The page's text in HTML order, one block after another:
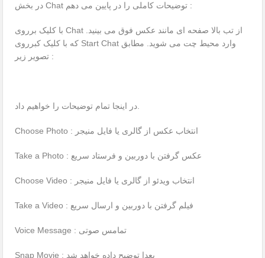
در بخش Chat توضیحات کاملی را در پایین می دهم :
با کلیک برروی Chat از تب بالا صفحه ای مانند عکس فوق می بینید.
که با کلیک کبرروی Start Chat وارد محیط چت می شوید. مطابق
تصویر زیر :
Choose Photo : انتخاب عکس از گالری یا فایل منیجر
Take a Photo : عکس گرفتن با دوربین و فرستاد سریع
Choose Video : انتخاب ویدئو از گالری یا فایل منیجر
Take a Video : فیلم گرفتن با دوربین و ارسال سریع
Voice Message : تمامس صوتی
Snap Movie : بعدا توضیح داده خواهد شد